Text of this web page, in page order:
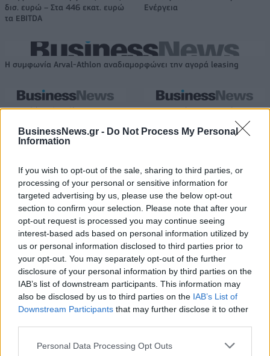
BusinessNews.gr - Do Not Process My Personal
Information
If you wish to opt-out of the sale, sharing to third parties, or
processing of your personal or sensitive information for
targeted advertising by us, please use the below opt-out
section to confirm your selection. Please note that after your
opt-out request is processed you may continue seeing
interest-based ads based on personal information utilized by
us or personal information disclosed to third parties prior to
your opt-out. You may separately opt-out of the further
disclosure of your personal information by third parties on the
IAB’s list of downstream participants. This information may
also be disclosed by us to third parties on the IAB’s List of
Downstream Participants that may further disclose it to other
Personal Data Processing Opt Outs
δισ. ευρώ – Στα 446 εκατ. ευρώ
τα EBITDA
Ενέργεια
Η συμφωνία Arval-Athlon αναδιαμορφώνει την αγορά leasing
VW: Η δύσκολη εξίσωση της
18η συνεχόμενη χρονιά για τον
ΟΤΕ στη διεθνή σειρά δεικτών
FTSE4Good
Alpha Bank: Για πρώτη φορά το Αρχαίο Θέατρο Επιδαύρου άνοιξε τις
πύλες του σε όλους
ESG Report 2025: Πώς η ΑΒ Βασιλόπουλος μετατρέπει τη
βιωσιμότητα σε καθημερινή πράξη
ΠΕΡΙΣΣΌΤΕΡΑ ΣΕ ΑΥΤΉ ΤΗΝ ΚΑΤΗΓΟΡΊΑ